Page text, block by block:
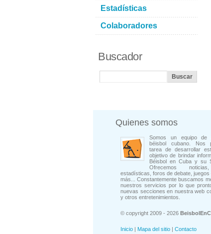
Estadísticas
Colaboradores
Buscador
Quienes somos
Somos un equipo de
béisbol cubano. Nos
tarea de desarrollar
objetivo de brindar
Béisbol en Cuba y su
Ofrecemos
estadísticas, foros de debate, juegos
más... Constantemente buscamos
nuestros servicios por lo que
nuevas secciones en nuestra web
y otros entretenimientos.
© copyright 2009 - 2026
Inicio | Mapa del sitio | Contacto